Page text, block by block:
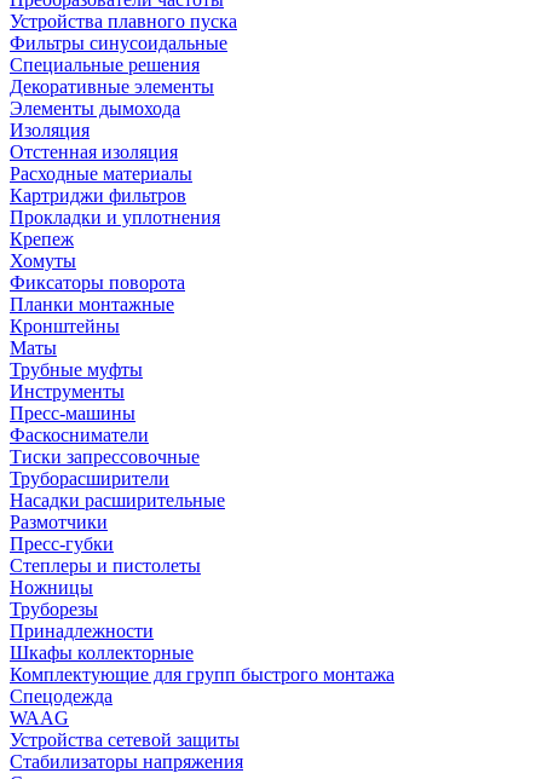
Устройства плавного пуска
Фильтры синусоидальные
Специальные решения
Декоративные элементы
Элементы дымохода
Изоляция
Отстенная изоляция
Расходные материалы
Картриджи фильтров
Прокладки и уплотнения
Крепеж
Хомуты
Фиксаторы поворота
Планки монтажные
Кронштейны
Маты
Трубные муфты
Инструменты
Пресс-машины
Фаскосниматели
Тиски запрессовочные
Труборасширители
Насадки расширительные
Размотчики
Пресс-губки
Степлеры и пистолеты
Ножницы
Труборезы
Принадлежности
Шкафы коллекторные
Комплектующие для групп быстрого монтажа
Спецодежда
WAAG
Устройства сетевой защиты
Стабилизаторы напряжения